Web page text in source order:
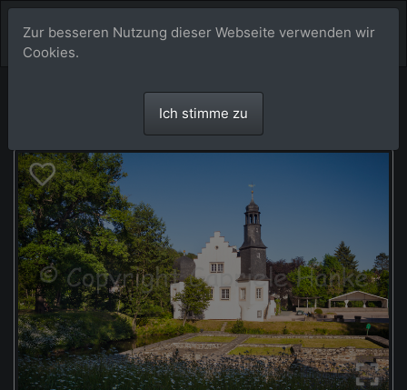
Zur besseren Nutzung dieser Webseite verwenden wir
Cookies.
Ich stimme zu